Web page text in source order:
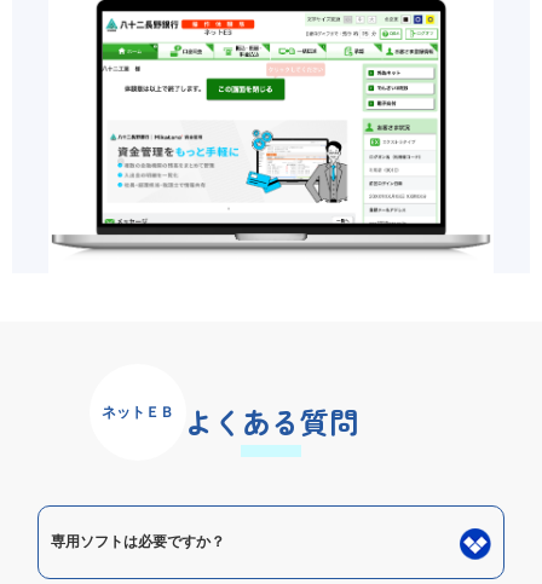
よくある質問
ネットＥＢ
専用ソフトは必要ですか？